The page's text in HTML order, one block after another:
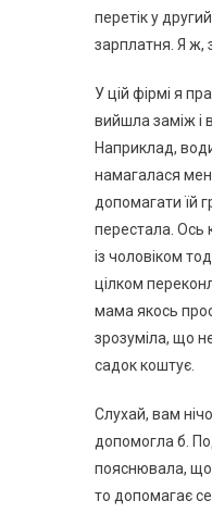
перетік у
зарплатня. Я ж,
У цій фірмі я
вийшла заміж і
Наприклад,
намагалася
допомагати їй
перестала. Ось
із чоловіком
цілком
мама якось
зрозуміла, що
садок коштує.
Слухай, вам
допомогла б.
пояснювала,
то допомагає